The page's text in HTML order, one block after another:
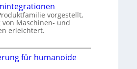
vorgestellt,
Maschinen- und
erleichtert.
für humanoide